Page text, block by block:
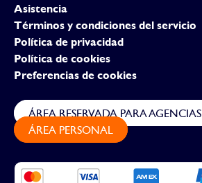
Asistencia
Términos y condiciones del servicio
Política de privacidad
Política de cookies
Preferencias de cookies
ÁREA RESERVADA PARA AGENCIAS
ÁREA PERSONAL